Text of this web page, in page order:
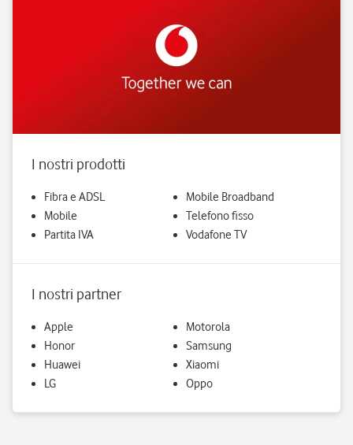
I nostri prodotti
Fibra e ADSL
Mobile
Partita IVA
Mobile Broadband
Telefono fisso
Vodafone TV
I nostri partner
Apple
Honor
Huawei
LG
Motorola
Samsung
Xiaomi
Oppo